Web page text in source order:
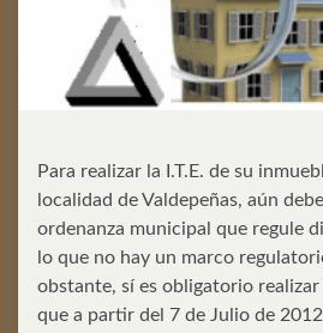
Para realizar la I.T.E. de su
localidad de Valdepeñas, aún
ordenanza municipal que regule
lo que no hay un marco
obstante, sí es obligatorio
que a partir del 7 de Julio de